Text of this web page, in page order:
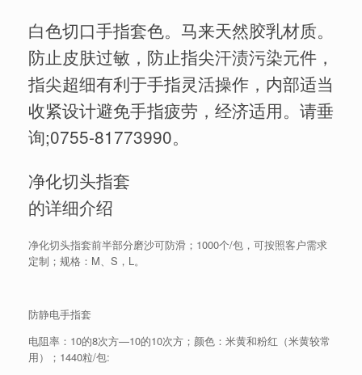
白色切口手指套色。马来天然胶乳材质。
防止皮肤过敏，防止指尖汗渍污染元件，
指尖超细有利于手指灵活操作，内部适当
收紧设计避免手指疲劳，经济适用。请垂
询;0755-81773990。
净化切头指套
的详细介绍
净化切头指套前半部分磨沙可防滑；1000个/包，可按照客户需求
定制；规格：M、S，L。
防静电手指套
电阻率：10的8次方—10的10次方；颜色：米黄和粉红（米黄较常
用）；1440粒/包: